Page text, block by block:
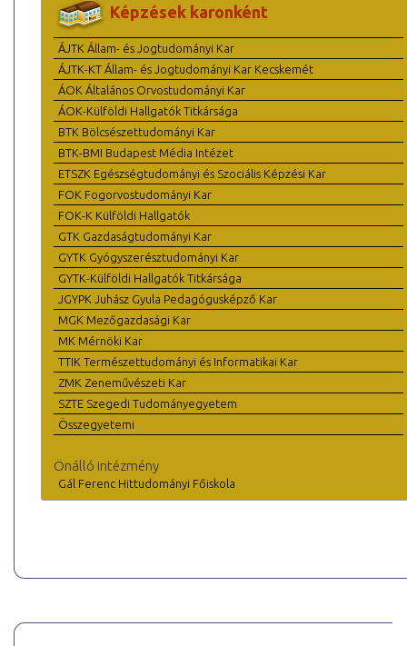
Képzések karonként
ÁJTK Állam- és Jogtudományi Kar
ÁJTK-KT Állam- és Jogtudományi Kar Kecskemét
ÁOK Általános Orvostudományi Kar
ÁOK-Külföldi Hallgatók Titkársága
BTK Bölcsészettudományi Kar
BTK-BMI Budapest Média Intézet
ETSZK Egészségtudományi és Szociális Képzési Kar
FOK Fogorvostudományi Kar
FOK-K Külföldi Hallgatók
GTK Gazdaságtudományi Kar
GYTK Gyógyszerésztudományi Kar
GYTK-Külföldi Hallgatók Titkársága
JGYPK Juhász Gyula Pedagógusképző Kar
MGK Mezőgazdasági Kar
MK Mérnöki Kar
TTIK Természettudományi és Informatikai Kar
ZMK Zeneművészeti Kar
SZTE Szegedi Tudományegyetem
Összegyetemi
Önálló intézmény
Gál Ferenc Hittudományi Főiskola